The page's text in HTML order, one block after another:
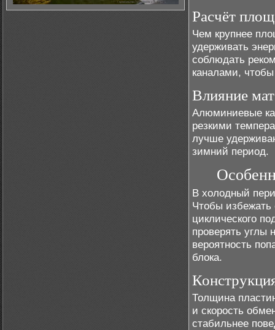
Расчёт
Чем крупнее
удерживать
соблюдать
каналами,
Влияние
Алюминиевые
резкими
лучше
зимний период.
В холодный
Чтобы избежать
циклического
проверять углы
вероятность
блока.
Толщина
и скорость
стабильнее